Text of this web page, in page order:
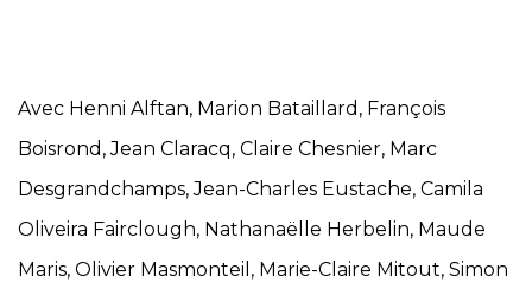
Avec Henni Alftan, Marion Bataillard, François
Boisrond, Jean Claracq, Claire Chesnier, Marc
Desgrandchamps, Jean-Charles Eustache, Camila
Oliveira Fairclough, Nathanaëlle Herbelin, Maude
Maris, Olivier Masmonteil, Marie-Claire Mitout, Simon